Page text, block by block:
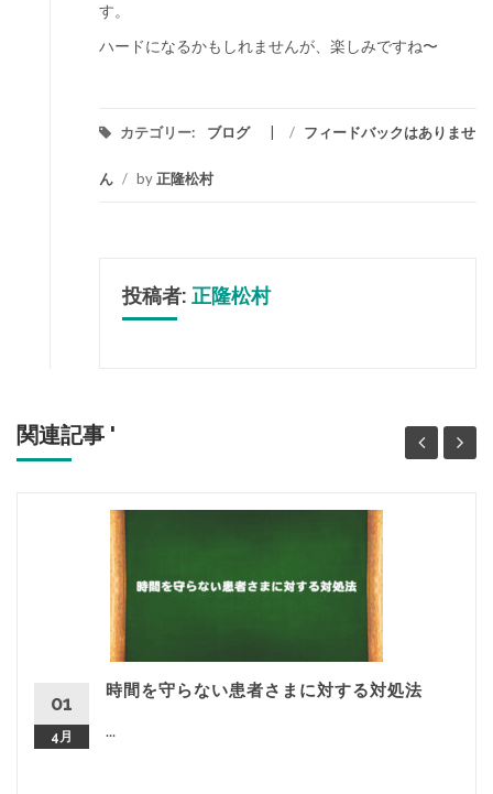
す。
ハードになるかもしれませんが、楽しみですね〜
カテゴリー: ブログ / フィードバックはありませ
ん / by正隆松村
投稿者: 正隆松村
関連記事 '
01
4月
時間を守らない患者さまに対する対処法
...